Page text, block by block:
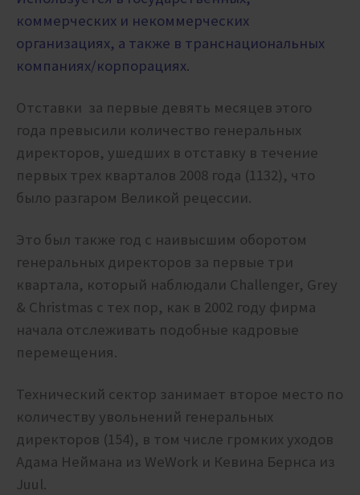
коммерческих и некоммерческих
организациях, а также в транснациональных
компаниях/корпорациях.
Отставки за первые девять месяцев этого
года превысили количество генеральных
директоров, ушедших в отставку в течение
первых трех кварталов 2008 года (1132), что
было разгаром Великой рецессии.
Это был также год с наивысшим оборотом
генеральных директоров за первые три
квартала, который наблюдали Challenger, Grey
& Christmas с тех пор, как в 2002 году фирма
начала отслеживать подобные кадровые
перемещения.
Технический сектор занимает второе место по
количеству увольнений генеральных
директоров (154), в том числе громких уходов
Адама Неймана из WeWork и Кевина Бернса из
Juul.